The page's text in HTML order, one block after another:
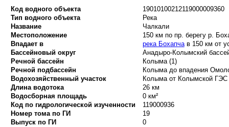
Код водного объекта
19010100212119000009360
Тип водного объекта
Река
Название
Чалкали
Местоположение
150 км по пр. берегу р.
Впадает в
река Бохапчав 150 км от
Бассейновый округ
Анадыро-Колымский
Речной бассейн
Колыма (1)
Речной подбассейн
Колыма до впадения
Водохозяйственный участок
Колыма от Колымской ГЭС
Длина водотока
26 км
Водосборная площадь
0 км²
Код по гидрологической изученности
119000936
Номер тома по ГИ
19
Выпуск по ГИ
0